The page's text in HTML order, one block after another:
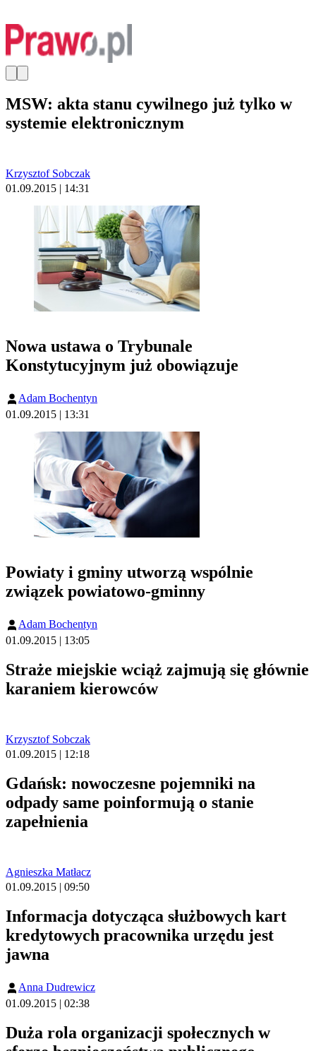
MSW: akta stanu cywilnego już tylko w
systemie elektronicznym
Krzysztof Sobczak
01.09.2015 | 14:31
Nowa ustawa o Trybunale
Konstytucyjnym już obowiązuje
Adam Bochentyn
01.09.2015 | 13:31
Powiaty i gminy utworzą wspólnie
związek powiatowo-gminny
Adam Bochentyn
01.09.2015 | 13:05
Straże miejskie wciąż zajmują się głównie
karaniem kierowców
Krzysztof Sobczak
01.09.2015 | 12:18
Gdańsk: nowoczesne pojemniki na
odpady same poinformują o stanie
zapełnienia
Agnieszka Matłacz
01.09.2015 | 09:50
Informacja dotycząca służbowych kart
kredytowych pracownika urzędu jest
jawna
Anna Dudrewicz
01.09.2015 | 02:38
Duża rola organizacji społecznych w